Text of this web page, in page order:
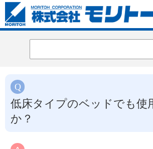
低床タイプのベッドでも使
か？